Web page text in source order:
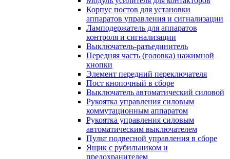
Корпус постов для установки
аппаратов управления и сигнализации
Ламподержатель для аппаратов
контроля и сигнализации
Выключатель-разъединитель
Передняя часть (головка) нажимной
кнопки
Элемент передний переключателя
Пост кнопочный в сборе
Выключатель автоматический силовой
Рукоятка управления силовым
коммутационным аппаратом
Рукоятка управления силовым
автоматическим выключателем
Пульт подвесной управления в сборе
Ящик с рубильником и
предохранителем